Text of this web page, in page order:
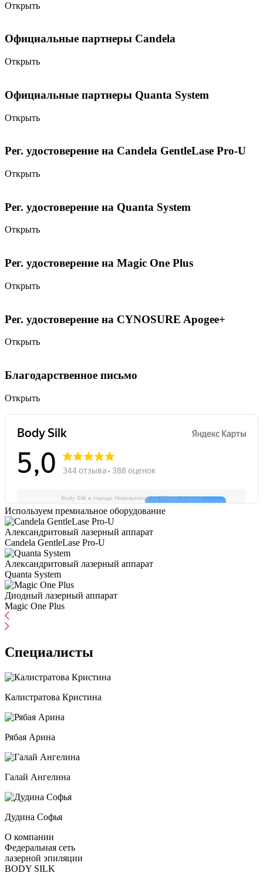
Открыть
Официальные партнеры Candela
Открыть
Официальные партнеры Quanta System
Открыть
Рег. удостоверение на Candela GentleLase Pro-U
Открыть
Рег. удостоверение на Quanta System
Открыть
Рег. удостоверение на Magic One Plus
Открыть
Рег. удостоверение на CYNOSURE Apogee+
Открыть
Благодарственное письмо
Открыть
Body Silk в городе Новокузнецк на Яндекс.Картах
Используем премиальное оборудование
Александритовый лазерный аппарат
Candela GentleLase Pro-U
Александритовый лазерный аппарат
Quanta System
Диодный лазерный аппарат
Magic One Plus
Специалисты
Калистратова Кристина
Рябая Арина
Галай Ангелина
Дудина Софья
О компании
Федеральная сеть
лазерной эпиляции
BODY SILK